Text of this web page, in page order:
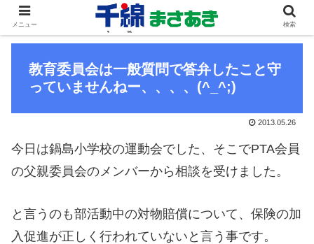
教育委員会は一般質問で答弁したこと守
っていませんねー、、、、(^_^;)
2013.05.26
今日は鍋島小学校の運動会でした、そこでPTA会員
の父親委員会のメンバーから相談を受けました。
と言うのも部活動中の対物賠償について、保険の加
入促進が正しく行われていないと言う事です。
メニュー 検索